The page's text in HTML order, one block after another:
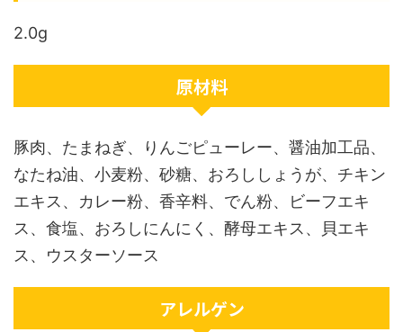
2.0g
原材料
豚肉、たまねぎ、りんごピューレー、醤油加工品、
なたね油、小麦粉、砂糖、おろししょうが、チキン
エキス、カレー粉、香辛料、でん粉、ビーフエキ
ス、食塩、おろしにんにく、酵母エキス、貝エキ
ス、ウスターソース
アレルゲン